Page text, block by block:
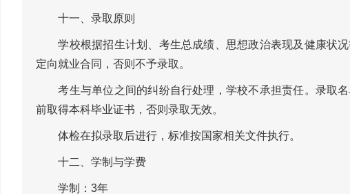
十一、录取原则
学校根据招生计划、考生总成绩、思想政治表现及健康状况
定向就业合同，否则不予录取。
考生与单位之间的纠纷自行处理，学校不承担责任。录取名
前取得本科毕业证书，否则录取无效。
体检在拟录取后进行，标准按国家相关文件执行。
十二、学制与学费
学制：3年